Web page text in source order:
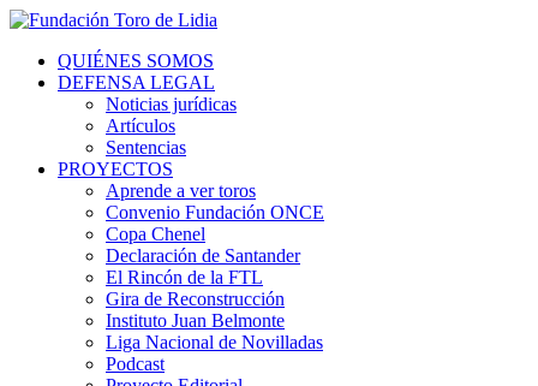
QUIÉNES SOMOS
DEFENSA LEGAL
Noticias jurídicas
Artículos
Sentencias
PROYECTOS
Aprende a ver toros
Convenio Fundación ONCE
Copa Chenel
Declaración de Santander
El Rincón de la FTL
Gira de Reconstrucción
Instituto Juan Belmonte
Liga Nacional de Novilladas
Podcast